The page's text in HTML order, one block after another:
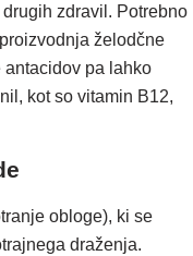
zdravil. Potrebno
želodčne
pa lahko
kot so vitamin B12,
obloge), ki se
draženja.